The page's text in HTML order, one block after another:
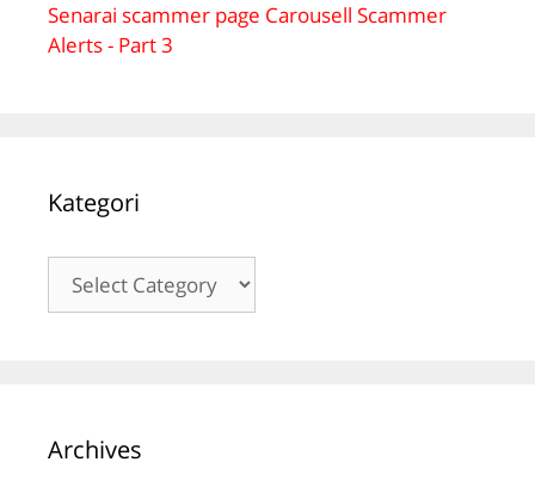
Senarai scammer page Carousell Scammer
Alerts - Part 3
Kategori
Kategori
Archives